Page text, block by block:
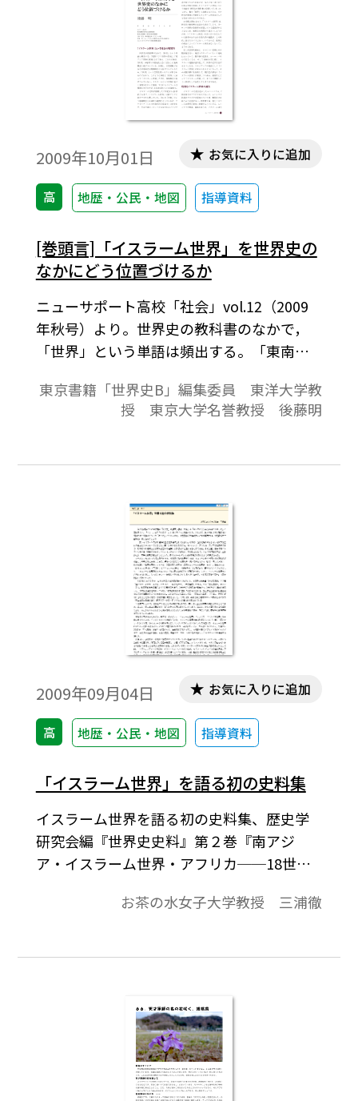
2009年10月01日
高 地歴・公民・地図 指導資料
お気に入りに追加
[巻頭言]「イスラーム世界」を世界史の
なかにどう位置づけるか
ニューサポート高校「社会」vol.12（2009
年秋号）より。世界史の教科書のなかで，
「世界」という単語は頻出する。「東南ア
容」などである。これらの場合，「世界」
は地球上の陸地を大きく区分した地域概念
あるが地域は文明圏概念とも結びついてい
が許されるのであろう。このような多様な
「世界」にあって「イスラーム世界」だけ
は，地域概念と結びついていない。
東京書籍「世界史B」編集委員 東洋大学教
授 東京大学名誉教授 後藤明
2009年09月04日
高 地歴・公民・地図 指導資料
お気に入りに追加
「イスラーム世界」を語る初の史料集
イスラーム世界を語る初の史料集、歴史学
研究会編『世界史史料』第２巻『南アジ
ア・イスラーム世界・アフリカ──18世紀
学校教育において史料を用いることの意味
お茶の水女子大学教授 三浦徹